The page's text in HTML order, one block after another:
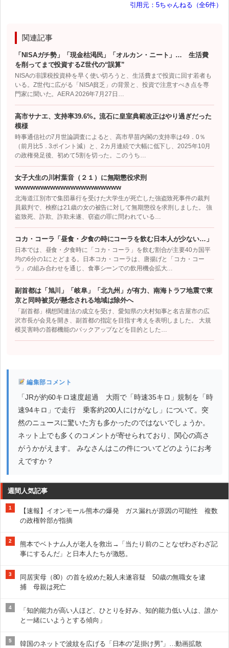
引用元：5ちゃんねる（全6件）
関連記事
「NISAガチ勢」「現金枯渇民」「オルカン・ニート」… 生活費
を削ってまで投資するZ世代の“誤算”
NISAの非課税投資枠を早く使い切ろうと、生活費まで投資に回す若者も
いる。Z世代に広がる「NISA貧乏」の背景と、投資で注意すべき点を専
門家に聞いた。AERA 2026年7月27日…
高市サナエ、支持率39.6%。流石に皇室典範改正はやり過ぎだった
模様
時事通信社の7月世論調査によると、高市早苗内閣の支持率は49．0％
（前月比5．3ポイント減）と、2カ月連続で大幅に低下し、2025年10月
の政権発足後、初めて5割を切った。このうち…
女子大生の川村葉音（２１）に無期懲役求刑
wwwwwwwwwwwwwwwwwwwww
北海道江別市で集団暴行を受けた大学生が死亡した強盗致死事件の裁判
員裁判で、検察は21歳の女の被告に対して無期懲役を求刑しました。 強
盗致死、詐欺、詐欺未遂、窃盗の罪に問われている…
コカ・コーラ「昼食・夕食の時にコーラを飲む日本人が少ない…」
日本では、昼食・夕食時に「コカ・コーラ」を飲む割合が主要40カ国平
均の6分の1にとどまる。日本コカ・コーラは、唐揚げと「コカ・コー
ラ」の組み合わせを通じ、食事シーンでの飲用機会拡大…
副首都は「旭川」「岐阜」「北九州」が有力、南海トラフ地震で東
京と同時被災が懸念される地域は除外へ
「副首都」構想関連法の成立を受け、愛知県の大村知事と名古屋市の広
沢市長が会見を開き、副首都の指定を目指す考えを表明しました。 大規
模災害時の首都機能のバックアップなどを目的とした…
編集部コメント
「JRが約60キロ速度超過 大雨で「時速35キロ」規制を「時
速94キロ」で走行 乗客約200人にけがなし」について。突
然のニュースに驚いた方も多かったのではないでしょうか。
ネット上でも多くのコメントが寄せられており、関心の高さ
がうかがえます。 みなさんはこの件についてどのようにお考
えですか？
週間人気記事
1
【速報】イオンモール熊本の爆発 ガス漏れが原因の可能性 複数
の政権幹部が指摘
2
熊本でベトナム人が老人を救出→「当たり前のことなぜわざわざ記
事にするんだ」と日本人たちが激怒。
3
同居実母（80）の首を絞めた殺人未遂容疑 50歳の無職女を逮
捕 母親は死亡
4
「知的能力が高い人ほど、ひとりを好み、知的能力低い人は、誰か
と一緒にいようとする傾向」
5 韓国のネットで波紋を広げる「日本の“足掛け男”」…動画拡散